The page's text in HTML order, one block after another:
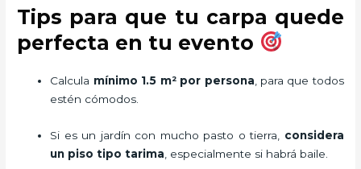
Tips para que tu carpa quede
perfecta en tu evento
Calcula mínimo 1.5 m² por persona , para que todos
estén cómodos.
Si es un jardín con mucho pasto o tierra, considera
un piso tipo tarima , especialmente si habrá baile.